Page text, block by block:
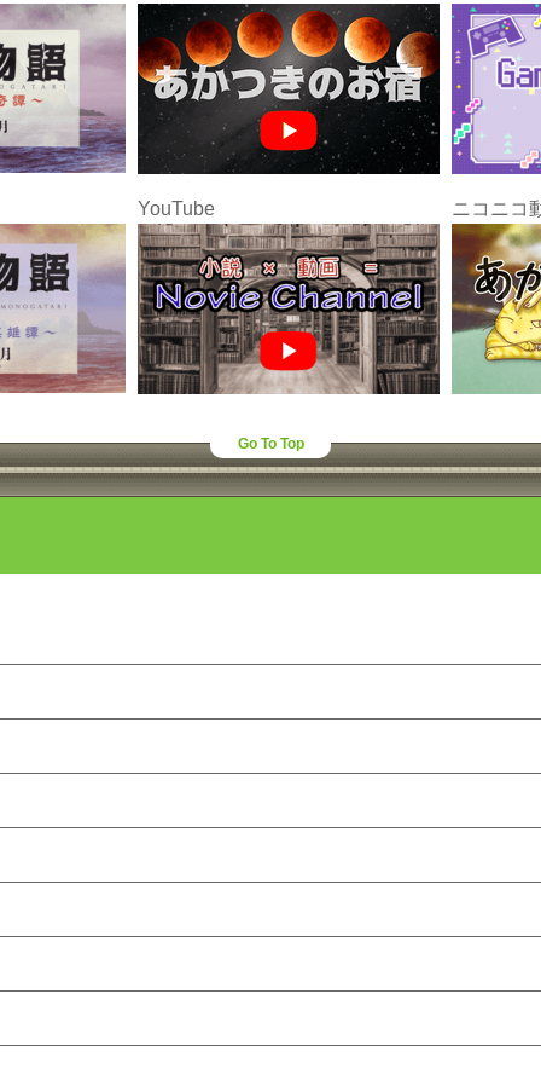
YouTube ニコニコ
Go To Top